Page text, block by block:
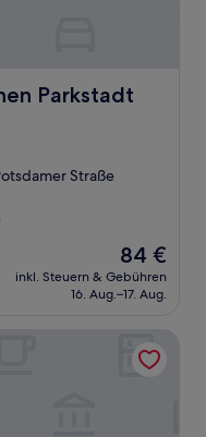
Parkstadt
Schwabing
Straße
Der
Preis
beträgt
84 €
inkl. Steuern & Gebühren
16. Aug.–17. Aug.
Collection by